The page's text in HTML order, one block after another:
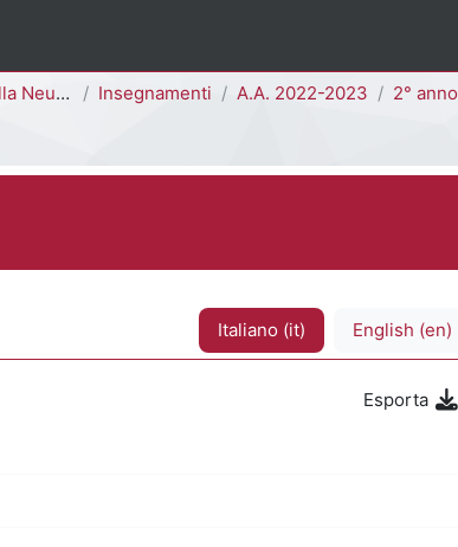
Evolutiva [I0202D] Insegnamenti A.A. 2022-2023 2° anno
Italiano ‎(it)‎ English ‎(en)‎
Esporta